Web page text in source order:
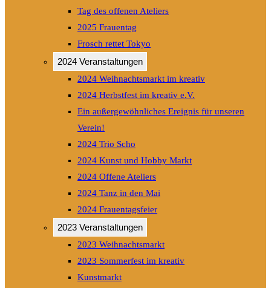
Tag des offenen Ateliers
2025 Frauentag
Frosch rettet Tokyo
2024 Veranstaltungen
2024 Weihnachtsmarkt im kreativ
2024 Herbstfest im kreativ e.V.
Ein außergewöhnliches Ereignis für unseren
Verein!
2024 Trio Scho
2024 Kunst und Hobby Markt
2024 Offene Ateliers
2024 Tanz in den Mai
2024 Frauentagsfeier
2023 Veranstaltungen
2023 Weihnachtsmarkt
2023 Sommerfest im kreativ
Kunstmarkt